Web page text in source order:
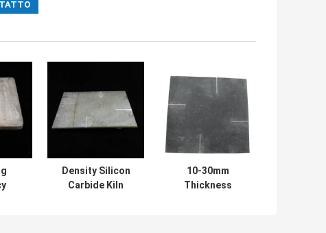
Density Silicon
Carbide Kiln
10-30mm
Thickness